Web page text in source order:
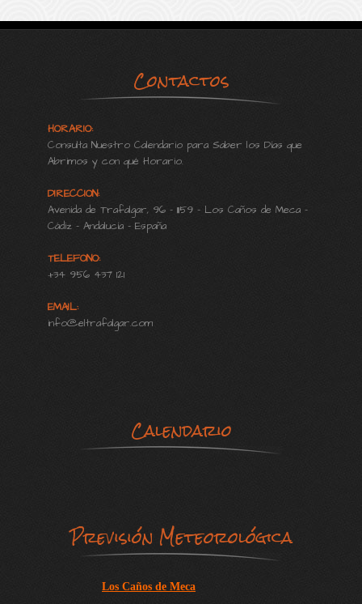
Contactos
HORARIO:
Consulta Nuestro Calendario para Saber los Días que
Abrimos y con qué Horario.
DIRECCION:
Avenida de Trafalgar, 96 - 11159 - Los Caños de Meca -
Cádiz - Andalucía - España
TELEFONO:
+34 956 437 121
EMAIL:
info@eltrafalgar.com
Calendario
Previsión Meteorológica
Los Caños de Meca